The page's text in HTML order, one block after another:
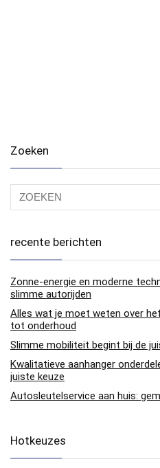
Zoeken
recente berichten
Zonne-energie en moderne
slimme autorijden
Alles wat je moet weten over
tot onderhoud
Slimme mobiliteit begint bij de
Kwalitatieve aanhanger
juiste keuze
Autosleutelservice aan huis:
Hotkeuzes